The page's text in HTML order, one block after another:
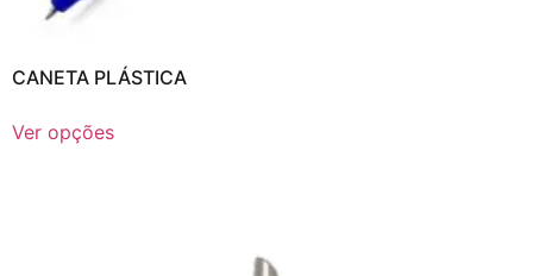
CANETA PLÁSTICA
Ver opções